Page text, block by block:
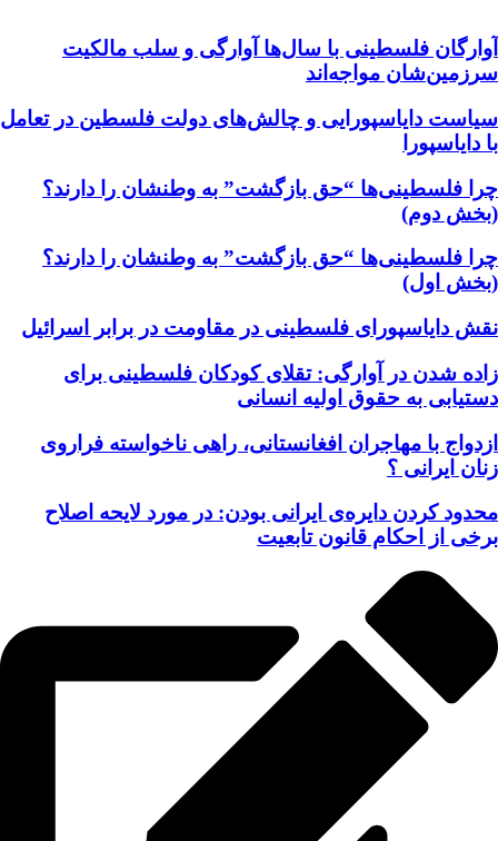
آوارگان فلسطینی با سال‌ها آوارگی و سلب مالكيت
سرزمين‌شان مواجه‌اند
سیاست دایاسپورایی و چالش‌های دولت فلسطین در تعامل
با دایاسپورا
چرا فلسطینی‌ها “حق بازگشت” به وطنشان‌ را دارند؟
(بخش دوم)
چرا فلسطینی‌ها “حق بازگشت” به وطنشان‌ را دارند؟
(بخش اول)
نقش دایاسپورای فلسطینی در مقاومت در برابر اسرائیل
زاده شدن در آوارگی: تقلای کودکان فلسطینی برای
دستیابی به حقوق اولیه انسانی
ازدواج با مهاجران افغانستانی، راهی ناخواسته فراروی
زنان ایرانی ؟
محدود کردن دایره‌ی ایرانی بودن: در مورد لایحه اصلاح
برخی از احکام قانون تابعیت